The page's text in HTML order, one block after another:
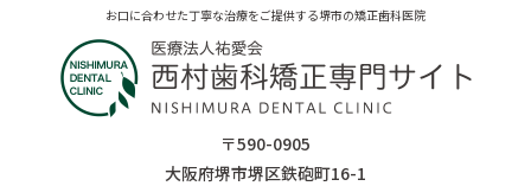
お口に合わせた丁寧な治療をご提供する堺市の矯正歯科医院
〒590-0905
大阪府堺市堺区鉄砲町16-1